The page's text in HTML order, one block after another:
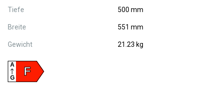
Tiefe 500 mm
Breite 551 mm
Gewicht 21.23 kg
F
A
G